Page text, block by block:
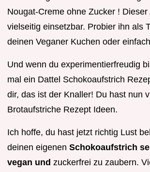
Nougat-Creme ohne Zucker !
vielseitig einsetzbar. Probier ihn als
deinen Veganer Kuchen oder
Und wenn du experimentierfreudig
mal ein Dattel Schokoaufstrich
dir, das ist der Knaller! Du hast nun
Brotaufstriche Rezept Ideen.
Ich hoffe, du hast jetzt richtig Lust
deinen eigenen Schokoaufstrich
vegan und zuckerfrei zu zaubern.